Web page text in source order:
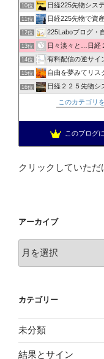
10位 日経225先物システ
11位 日経225先物で資産を構築し
12位 225Laboブログ・自
13位 日々淡々と…日経２
14位 有料配信の逆サイ
15位 自由を夢みてリス
16位 日経２２５先物システ
日経平均先物を静
ショートスイン
投資を楽しむブログ
このカテゴリ
このブログ
クリックしていただ
アーカイブ
ア
ブ
カテゴリー
未分類
結果とサイン